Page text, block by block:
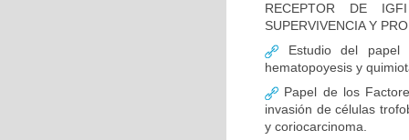
RECEPTOR DE
SUPERVIVENCIA Y
Estudio del papel
hematopoyesis y
Papel de los
invasión de células
y coriocarcinoma.